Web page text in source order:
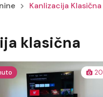
Kanlizacija Klasična
klasična
20